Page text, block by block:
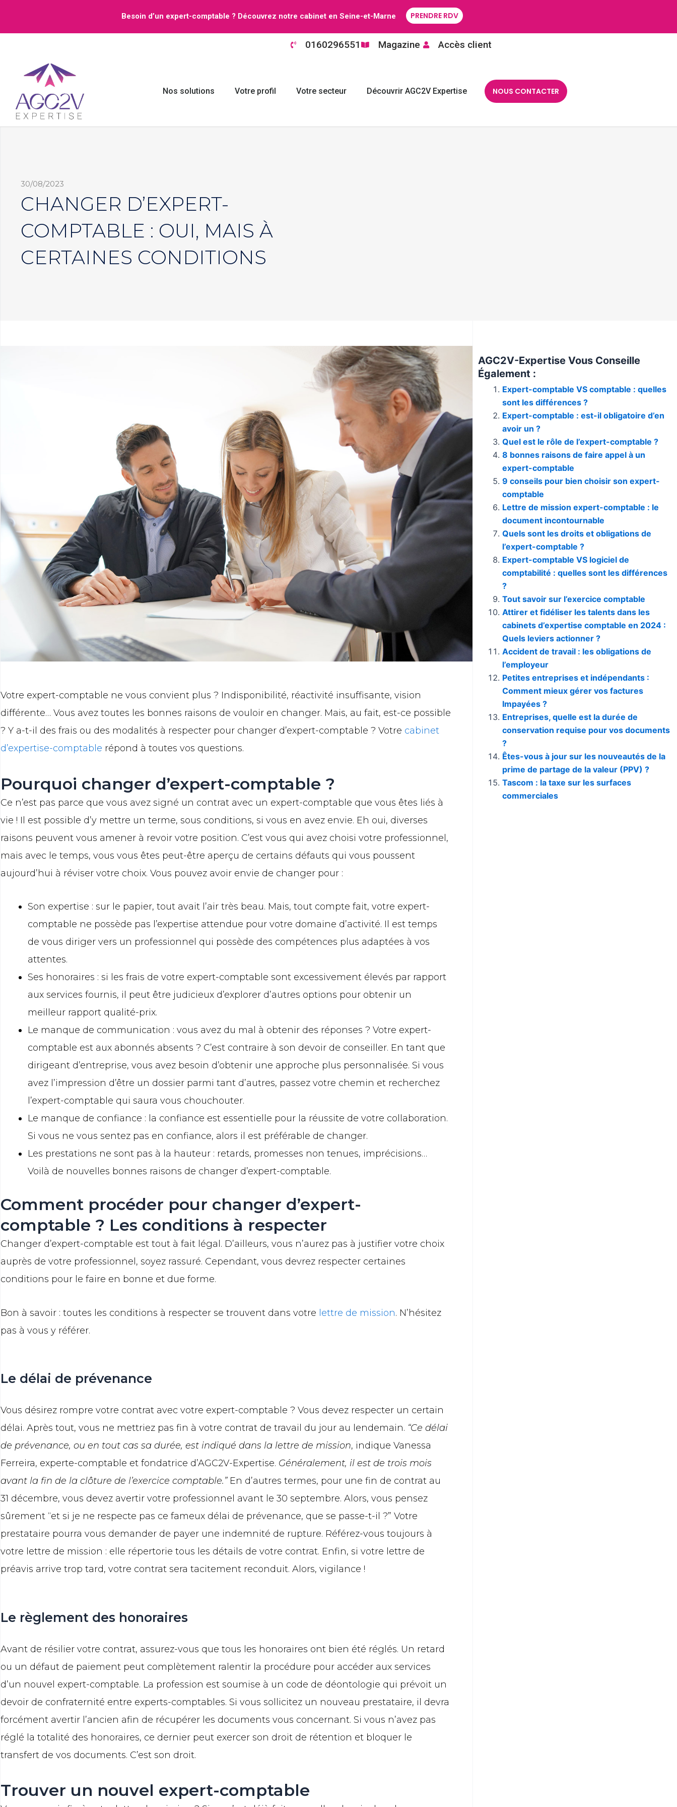
contenu
Besoin d’un expert-comptable ? Découvrez notre cabinet en Seine-et-Marne PRENDRE RDV
0160296551 Magazine Accès client
Nos solutions Votre profil Votre secteur Découvrir AGC2V Expertise NOUS CONTACTER
30/08/2023
CHANGER D’EXPERT-
COMPTABLE : OUI, MAIS À
CERTAINES CONDITIONS
Votre expert-comptable ne vous convient plus ? Indisponibilité, réactivité insuffisante, vision
différente… Vous avez toutes les bonnes raisons de vouloir en changer. Mais, au fait, est-ce possible
? Y a-t-il des frais ou des modalités à respecter pour changer d’expert-comptable ? Votre cabinet
d’expertise-comptable répond à toutes vos questions.
Pourquoi changer d’expert-comptable ?
Ce n’est pas parce que vous avez signé un contrat avec un expert-comptable que vous êtes liés à
vie ! Il est possible d’y mettre un terme, sous conditions, si vous en avez envie. Eh oui, diverses
raisons peuvent vous amener à revoir votre position. C’est vous qui avez choisi votre professionnel,
mais avec le temps, vous vous êtes peut-être aperçu de certains défauts qui vous poussent
aujourd’hui à réviser votre choix. Vous pouvez avoir envie de changer pour :
Son expertise : sur le papier, tout avait l’air très beau. Mais, tout compte fait, votre expert-
comptable ne possède pas l’expertise attendue pour votre domaine d’activité. Il est temps
de vous diriger vers un professionnel qui possède des compétences plus adaptées à vos
attentes.
Ses honoraires : si les frais de votre expert-comptable sont excessivement élevés par rapport
aux services fournis, il peut être judicieux d’explorer d’autres options pour obtenir un
meilleur rapport qualité-prix.
Le manque de communication : vous avez du mal à obtenir des réponses ? Votre expert-
comptable est aux abonnés absents ? C’est contraire à son devoir de conseiller. En tant que
dirigeant d’entreprise, vous avez besoin d’obtenir une approche plus personnalisée. Si vous
avez l’impression d’être un dossier parmi tant d’autres, passez votre chemin et recherchez
l’expert-comptable qui saura vous chouchouter.
Le manque de confiance : la confiance est essentielle pour la réussite de votre collaboration.
Si vous ne vous sentez pas en confiance, alors il est préférable de changer.
Les prestations ne sont pas à la hauteur : retards, promesses non tenues, imprécisions…
Voilà de nouvelles bonnes raisons de changer d’expert-comptable.
Comment procéder pour changer d’expert-
comptable ? Les conditions à respecter
Changer d’expert-comptable est tout à fait légal. D’ailleurs, vous n’aurez pas à justifier votre choix
auprès de votre professionnel, soyez rassuré. Cependant, vous devrez respecter certaines
conditions pour le faire en bonne et due forme.
Bon à savoir : toutes les conditions à respecter se trouvent dans votre lettre de mission. N’hésitez
pas à vous y référer.
Le délai de prévenance
Vous désirez rompre votre contrat avec votre expert-comptable ? Vous devez respecter un certain
délai. Après tout, vous ne mettriez pas fin à votre contrat de travail du jour au lendemain. “Ce délai
de prévenance, ou en tout cas sa durée, est indiqué dans la lettre de mission, indique Vanessa
Ferreira, experte-comptable et fondatrice d’AGC2V-Expertise. Généralement, il est de trois mois
avant la fin de la clôture de l’exercice comptable.”En d’autres termes, pour une fin de contrat au
31 décembre, vous devez avertir votre professionnel avant le 30 septembre. Alors, vous pensez
sûrement “et si je ne respecte pas ce fameux délai de prévenance, que se passe-t-il ?” Votre
prestataire pourra vous demander de payer une indemnité de rupture. Référez-vous toujours à
votre lettre de mission : elle répertorie tous les détails de votre contrat. Enfin, si votre lettre de
préavis arrive trop tard, votre contrat sera tacitement reconduit. Alors, vigilance !
Le règlement des honoraires
Avant de résilier votre contrat, assurez-vous que tous les honoraires ont bien été réglés. Un retard
ou un défaut de paiement peut complètement ralentir la procédure pour accéder aux services
d’un nouvel expert-comptable. La profession est soumise à un code de déontologie qui prévoit un
devoir de confraternité entre experts-comptables. Si vous sollicitez un nouveau prestataire, il devra
forcément avertir l’ancien afin de récupérer les documents vous concernant. Si vous n’avez pas
réglé la totalité des honoraires, ce dernier peut exercer son droit de rétention et bloquer le
transfert de vos documents. C’est son droit.
Trouver un nouvel expert-comptable
AGC2V-Expertise Vous Conseille
Également :
Expert-comptable VS comptable : quelles
sont les différences ?
Expert-comptable : est-il obligatoire d’en
avoir un ?
Quel est le rôle de l’expert-comptable ?
8 bonnes raisons de faire appel à un
expert-comptable
9 conseils pour bien choisir son expert-
comptable
Lettre de mission expert-comptable : le
document incontournable
Quels sont les droits et obligations de
l’expert-comptable ?
Expert-comptable VS logiciel de
comptabilité : quelles sont les différences
?
Tout savoir sur l’exercice comptable
Attirer et fidéliser les talents dans les
cabinets d’expertise comptable en 2024 :
Quels leviers actionner ?
Accident de travail : les obligations de
l’employeur
Petites entreprises et indépendants :
Comment mieux gérer vos factures
Impayées ?
Entreprises, quelle est la durée de
conservation requise pour vos documents
?
Êtes-vous à jour sur les nouveautés de la
prime de partage de la valeur (PPV) ?
Tascom : la taxe sur les surfaces
commerciales